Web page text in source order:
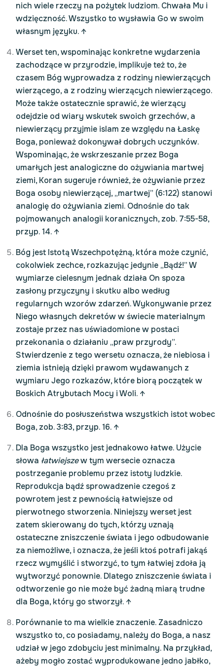
nich wiele rzeczy na pożytek ludziom. Chwała Mu i
wdzięczność. Wszystko to wysławia Go w swoim
własnym języku. ↑
Werset ten, wspominając konkretne wydarzenia
zachodzące w przyrodzie, implikuje też to, że
czasem Bóg wyprowadza z rodziny niewierzących
wierzącego, a z rodziny wierzących niewierzącego.
Może także ostatecznie sprawić, że wierzący
odejdzie od wiary wskutek swoich grzechów, a
niewierzący przyjmie islam ze względu na Łaskę
Boga, ponieważ dokonywał dobrych uczynków.
Wspominając, że wskrzeszanie przez Boga
umarłych jest analogiczne do ożywiania martwej
ziemi, Koran sugeruje również, że ożywianie przez
Boga osoby niewierzącej, „martwej” (6:122) stanowi
analogię do ożywiania ziemi. Odnośnie do tak
pojmowanych analogii koranicznych, zob. 7:55-58,
przyp. 14. ↑
Bóg jest Istotą Wszechpotężną, która może czynić,
cokolwiek zechce, rozkazując jedynie „Bądź!” W
wymiarze cielesnym jednak działa On spoza
zasłony przyczyny i skutku albo według
regularnych wzorów zdarzeń. Wykonywanie przez
Niego własnych dekretów w świecie materialnym
zostaje przez nas uświadomione w postaci
przekonania o działaniu „praw przyrody”.
Stwierdzenie z tego wersetu oznacza, że niebiosa i
ziemia istnieją dzięki prawom wydawanych z
wymiaru Jego rozkazów, które biorą początek w
Boskich Atrybutach Mocy i Woli. ↑
Odnośnie do posłuszeństwa wszystkich istot wobec
Boga, zob. 3:83, przyp. 16. ↑
Dla Boga wszystko jest jednakowo łatwe. Użycie
słowa łatwiejszew tym wersecie oznacza
postrzeganie problemu przez istoty ludzkie.
Reprodukcja bądź sprowadzenie czegoś z
powrotem jest z pewnością łatwiejsze od
pierwotnego stworzenia. Niniejszy werset jest
zatem skierowany do tych, którzy uznają
ostateczne zniszczenie świata i jego odbudowanie
za niemożliwe, i oznacza, że jeśli ktoś potrafi jakąś
rzecz wymyślić i stworzyć, to tym łatwiej zdoła ją
wytworzyć ponownie. Dlatego zniszczenie świata i
odtworzenie go nie może być żadną miarą trudne
dla Boga, który go stworzył. ↑
Porównanie to ma wielkie znaczenie. Zasadniczo
wszystko to, co posiadamy, należy do Boga, a nasz
udział w jego zdobyciu jest minimalny. Na przykład,
ażeby mogło zostać wyprodukowane jedno jabłko,